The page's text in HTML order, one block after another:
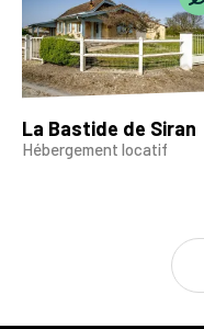
La Bastide de Siran
Hébergement locatif